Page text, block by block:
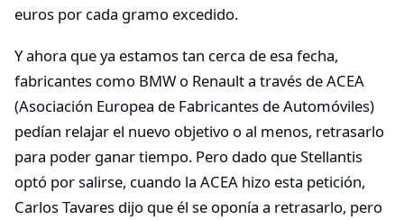
euros por cada gramo excedido.
Y ahora que ya estamos tan cerca de esa fecha,
fabricantes como BMW o Renault a través de ACEA
(Asociación Europea de Fabricantes de Automóviles)
pedían relajar el nuevo objetivo o al menos, retrasarlo
para poder ganar tiempo. Pero dado que Stellantis
optó por salirse, cuando la ACEA hizo esta petición,
Carlos Tavares dijo que él se oponía a retrasarlo, pero